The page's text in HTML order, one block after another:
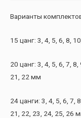
Варианты
15 цанг: 3, 4, 5, 6, 8,
20 цанг: 3, 4, 5, 6, 7,
21, 22 мм
24 цанги: 3, 4, 5, 6, 7,
21, 22, 23, 24, 25, 26